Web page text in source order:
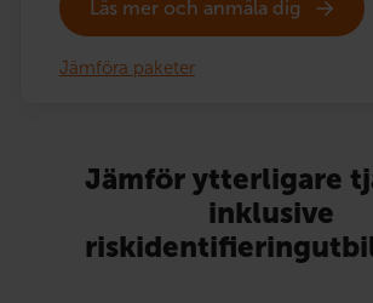
Läs mer och anmäla dig
Jämföra paketer
Jämför ytterligare
inklusive